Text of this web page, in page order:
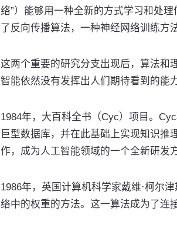
络”）能够用一种全新的方式学习和处
了反向传播算法，一种神经网络训练方法
这两个重要的研究分支出现后，算法和
智能依然没有发挥出人们期待看到的能力
1984年，大百科全书（Cyc）项目。
巨型数据库，并在此基础上实现知识
作，成为人工智能领域的一个全新研发
1986年，英国计算机科学家戴维·柯尔
络中的权重的方法。这一算法成为了连